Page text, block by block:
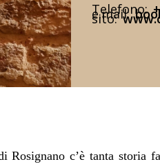
Telefono:
e.mail:
sito:
Rosignano c’è tanta storia
Zanello, coinvolto in